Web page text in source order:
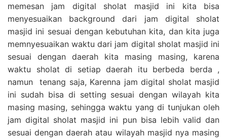
memesan jam digital sholat masjid ini kita bisa
menyesuaikan background dari jam digital sholat
masjid ini sesuai dengan kebutuhan kita, dan kita juga
memnyesuaikan waktu dari jam digital sholat masjid ini
sesuai dengan daerah kita masing masing, karena
waktu sholat di setiap daerah itu berbeda berda ,
namun tenang saja, Karenna jam digital sholat masjid
ini sudah bisa di setting sesuai dengan wilayah kita
masing masing, sehingga waktu yang di tunjukan oleh
jam digital sholat masjid ini pun bisa lebih valid dan
sesuai dengan daerah atau wilayah masjid nya masing